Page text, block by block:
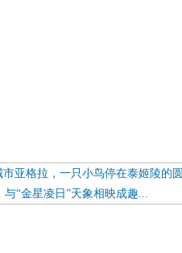
亚格拉，一只小鸟停在泰姬陵的圆
与“金星凌日”天象相映成趣...